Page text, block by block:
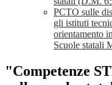
PCTO sulle
gli istituti
orientamento
Scuole statali
"Competenze